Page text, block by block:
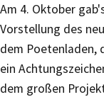
Am 4. Oktober
Vorstellung des
dem Poetenladen,
ein
dem großen